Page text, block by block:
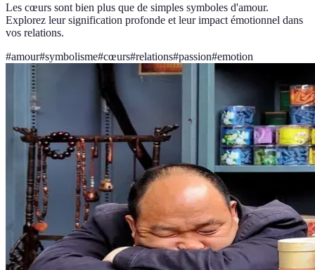
Les cœurs sont bien plus que de simples symboles d'amour.
Explorez leur signification profonde et leur impact émotionnel dans
vos relations.
#amour#symbolisme#cœurs#relations#passion#emotion